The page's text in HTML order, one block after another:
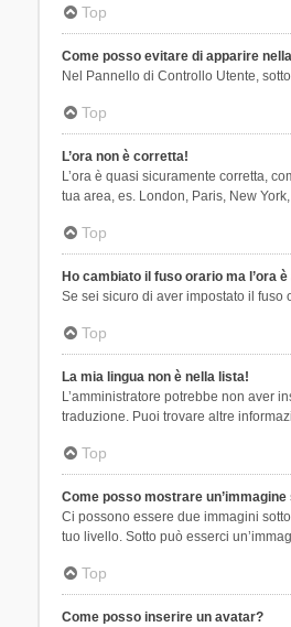
Top
Come posso evitare di apparire
Nel Pannello di Controllo Utente,
Top
L’ora non è corretta!
L’ora è quasi sicuramente corretta,
tua area, es. London, Paris, New
Top
Ho cambiato il fuso orario ma l’ora
Se sei sicuro di aver impostato il fuso
Top
La mia lingua non è nella lista!
L’amministratore potrebbe non aver
traduzione. Puoi trovare altre
Top
Come posso mostrare
Ci possono essere due immagini
tuo livello. Sotto può esserci
Top
Come posso inserire un avatar?